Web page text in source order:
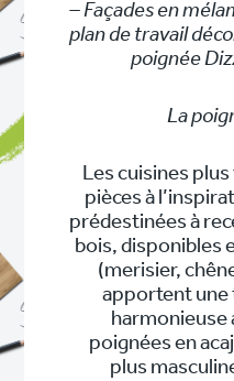
– Façades en
plan de travail
poignée
La
Les cuisines
pièces à
prédestinées à
bois, disponibles
(merisier,
apportent une
harmonieuse
poignées en
plus